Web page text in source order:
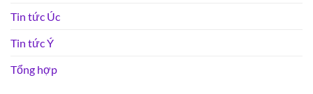
Tin tức Úc
Tin tức Ý
Tổng hợp